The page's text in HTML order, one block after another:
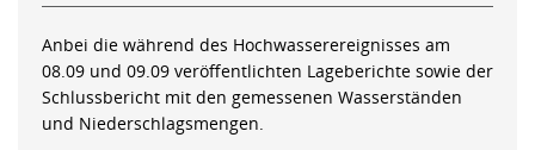
Anbei die während des Hochwasserereignisses am
08.09 und 09.09 veröffentlichten Lageberichte sowie der
Schlussbericht mit den gemessenen Wasserständen
und Niederschlagsmengen.